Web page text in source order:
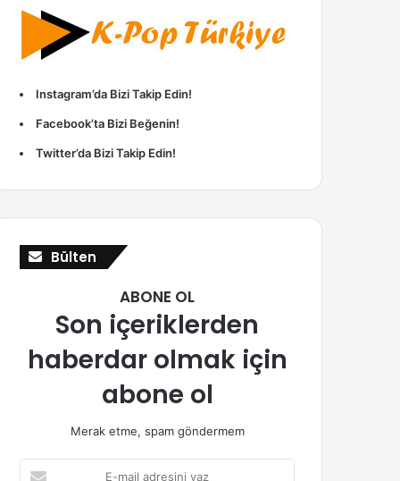
Instagram’da Bizi Takip Edin!
Facebook’ta Bizi Beğenin!
Twitter’da Bizi Takip Edin!
Bülten
ABONE OL
Son içeriklerden
haberdar olmak için
abone ol
Merak etme, spam göndermem